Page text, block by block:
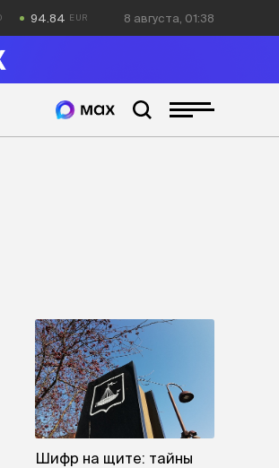
94.84 8 августа, 01:38
Шифр на щите: тайны